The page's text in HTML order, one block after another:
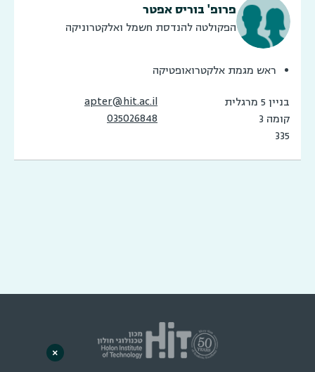
פרופ' בוריס אפטר
הפקולטה להנדסת חשמל ואלקטרוניקה
ראש מגמת אלקטרואופטיקה
בניין 5 מרגלית
קומה 3
335
apter@hit.ac.il
035026848
×